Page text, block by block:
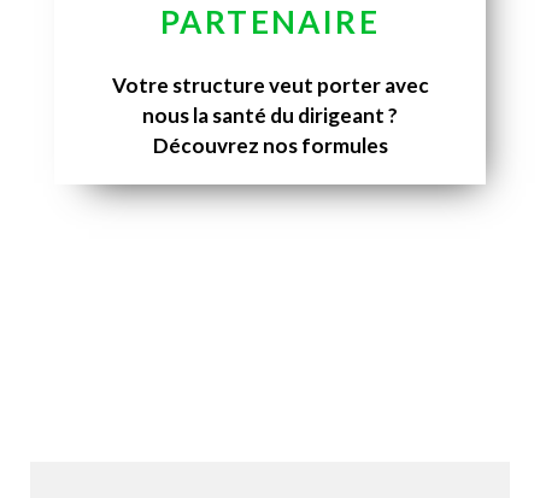
PARTENAIRE
Votre structure veut porter avec
nous la santé du dirigeant ?
Découvrez nos formules